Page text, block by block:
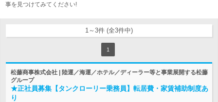
事を見つけてみてください!
1～3件 (全3件中)
1
松藤商事株式会社 | 陸運／海運／ホテル／ディーラー等と事業展開する松藤
グループ
★正社員募集【タンクローリー乗務員】転居費・家賃補助制度あ
り